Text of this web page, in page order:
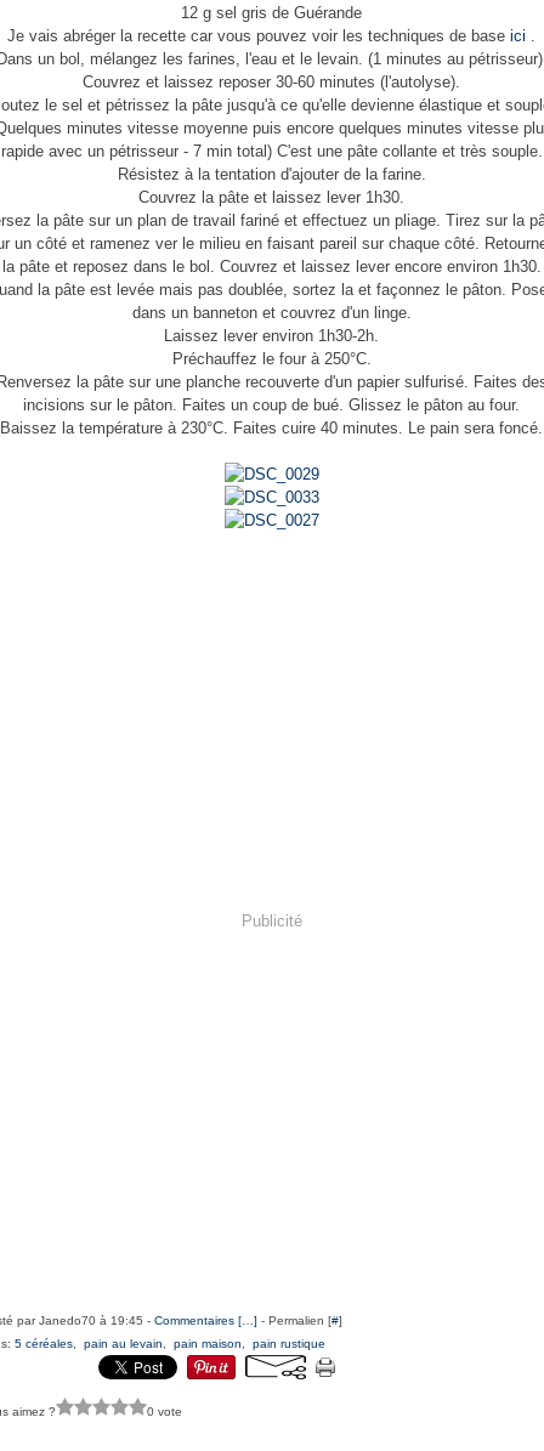
12 g sel gris de Guérande
Je vais abréger la recette car vous pouvez voir les techniques de baseici .
un bol, mélangez les farines, l'eau et le levain. (1 minutes au
Couvrez et laissez reposer 30-60 minutes (l'autolyse).
le sel et pétrissez la pâte jusqu'à ce qu'elle devienne élastique et
minutes vitesse moyenne puis encore quelques minutes vitesse
rapide avec un pétrisseur - 7 min total) C'est une pâte collante et très souple.
Résistez à la tentation d'ajouter de la farine.
Couvrez la pâte et laissez lever 1h30.
la pâte sur un plan de travail fariné et effectuez un pliage. Tirez sur la
un côté et ramenez ver le milieu en faisant pareil sur chaque côté.
la pâte et reposez dans le bol. Couvrez et laissez lever encore environ 1h30.
la pâte est levée mais pas doublée, sortez la et façonnez le pâton.
dans un banneton et couvrez d'un linge.
Laissez lever environ 1h30-2h.
Préchauffez le four à 250°C.
la pâte sur une planche recouverte d'un papier sulfurisé. Faites
incisions sur le pâton. Faites un coup de bué. Glissez le pâton au four.
Baissez la température à 230°C. Faites cuire 40 minutes. Le pain sera foncé.
Publicité
par Janedo70 à 19:45 -Commentaires [ …] - Permalien [#]
5 céréales ,pain au levain ,pain maison ,pain rustique
aimez ? 0 vote